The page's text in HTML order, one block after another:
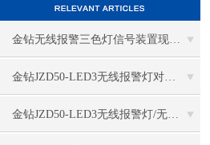
金钻无线报警三色灯信号装置现货供应
金钻JZD50-LED3无线报警灯对比有线报警灯优势
金钻JZD50-LED3无线报警灯/无线信号装置具体说明